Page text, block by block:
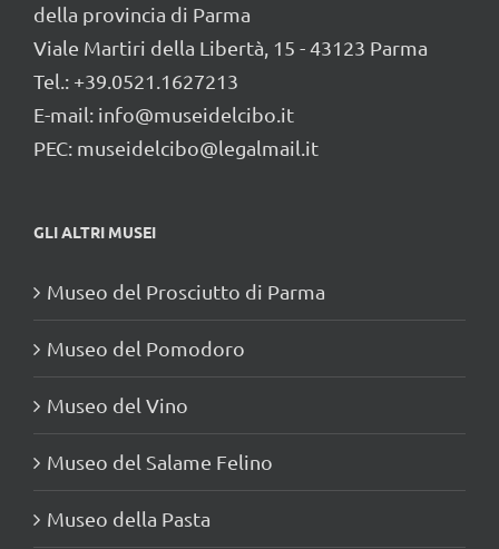
della provincia di Parma
Viale Martiri della Libertà, 15 - 43123 Parma
Tel.: +39.0521.1627213
E-mail: info@museidelcibo.it
PEC: museidelcibo@legalmail.it
GLI ALTRI MUSEI
Museo del Prosciutto di Parma
Museo del Pomodoro
Museo del Vino
Museo del Salame Felino
Museo della Pasta